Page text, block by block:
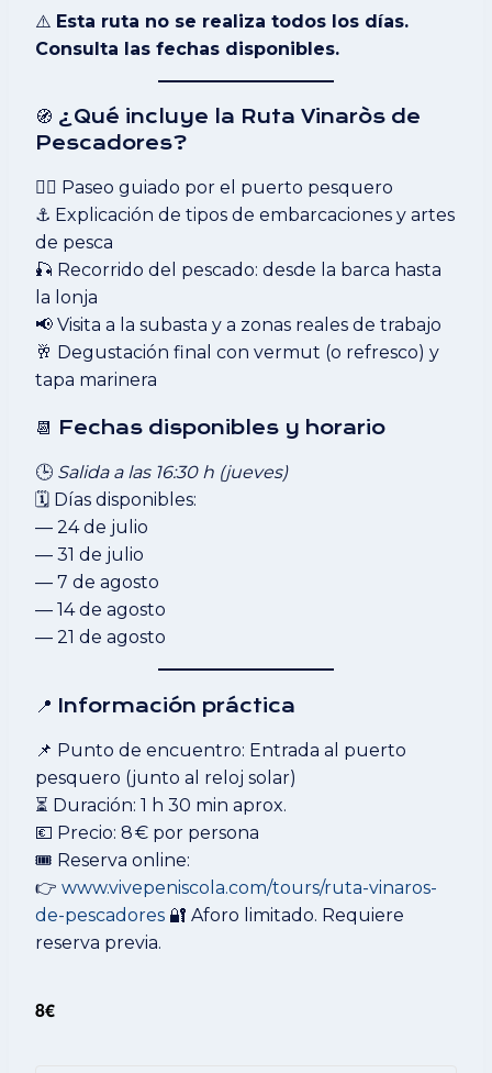
⚠️ Esta ruta no se realiza todos los días.
Consulta las fechas disponibles.
🧭 ¿Qué incluye la Ruta Vinaròs de
Pescadores?
🚶‍♂️ Paseo guiado por el puerto pesquero
⚓ Explicación de tipos de embarcaciones y artes
de pesca
🎣 Recorrido del pescado: desde la barca hasta
la lonja
📢 Visita a la subasta y a zonas reales de trabajo
🥂 Degustación final con vermut (o refresco) y
tapa marinera
📆 Fechas disponibles y horario
🕒 Salida a las 16:30 h (jueves)
🗓️ Días disponibles:
— 24 de julio
— 31 de julio
— 7 de agosto
— 14 de agosto
— 21 de agosto
📍 Información práctica
📌 Punto de encuentro: Entrada al puerto
pesquero (junto al reloj solar)
⏳ Duración: 1 h 30 min aprox.
💶 Precio: 8 € por persona
🎟️ Reserva online:
👉 www.vivepeniscola.com/tours/ruta-vinaros-
de-pescadores 🔐 Aforo limitado. Requiere
reserva previa.
8€